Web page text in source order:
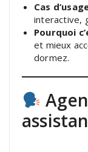
Cas
interactive,
Pourquoi
et mieux
dormez.